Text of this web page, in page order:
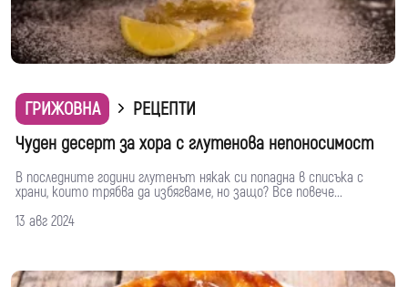
ГРИЖОВНА
РЕЦЕПТИ
Чуден десерт за хора с глутенова непоносимост
В последните години глутенът някак си попадна в списъка с
храни, които трябва да избягваме, но защо? Все повече...
13 авг 2024